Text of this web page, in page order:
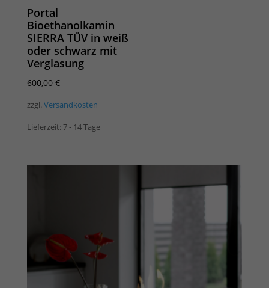
Portal
Bioethanolkamin
SIERRA TÜV in weiß
oder schwarz mit
Verglasung
600,00 €
zzgl. Versandkosten
Lieferzeit: 7 - 14 Tage